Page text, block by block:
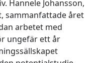
Hannele Johansson,
sammanfattade året
arbetet med
ungefär ett år